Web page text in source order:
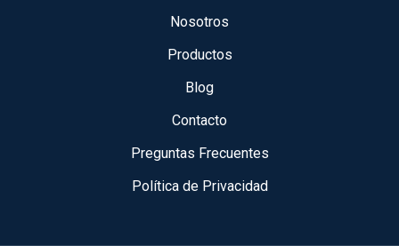
Nosotros
Productos
Blog
Contacto
Preguntas Frecuentes
Política de Privacidad